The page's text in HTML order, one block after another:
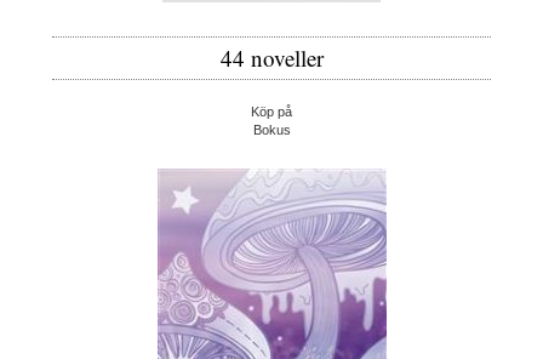
44 noveller
Köp på
Bokus